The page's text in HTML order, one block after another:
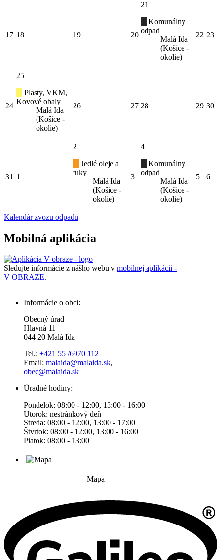
17 18 19 20
21
Komunálny
odpad
Malá Ida
(Košice -
okolie)
22 23
24
25
Plasty, VKM,
Kovové obaly
Malá Ida
(Košice -
okolie)
26 27 28 29 30
31 1
2
Jedlé oleje a
tuky
Malá Ida
(Košice -
okolie)
3
4
Komunálny
odpad
Malá Ida
(Košice -
okolie)
5 6
Kalendár zvozu odpadu
Mobilná aplikácia
Sledujte informácie z nášho webu v mobilnej aplikácii -
V OBRAZE.
Informácie o obci:
Obecný úrad
Hlavná 11
044 20 Malá Ida
Tel.: +421 55 /6970 112
Email: malaida@malaida.sk,
obec@malaida.sk
Úradné hodiny:
Pondelok: 08:00 - 12:00, 13:00 - 16:00
Utorok: nestránkový deň
Streda: 08:00 - 12:00, 13:00 - 17:00
Štvrtok: 08:00 - 12:00, 13:00 - 16:00
Piatok: 08:00 - 13:00
Mapa